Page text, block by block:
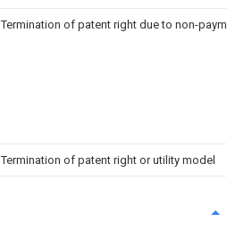
Termination of patent right due to non-
Termination of patent right or utility model